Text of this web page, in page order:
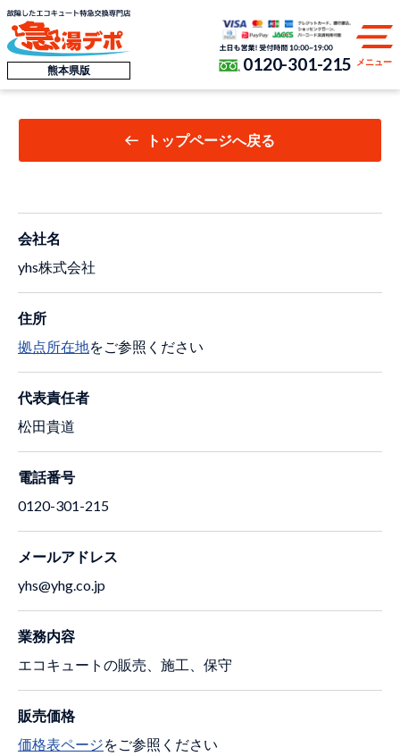
熊本県版 0120-301-215 メニュー
トップページへ戻る
会社名
yhs株式会社
住所
拠点所在地をご参照ください
代表責任者
松田貴道
電話番号
0120-301-215
メールアドレス
yhs@yhg.co.jp
業務内容
エコキュートの販売、施工、保守
販売価格
価格表ページをご参照ください